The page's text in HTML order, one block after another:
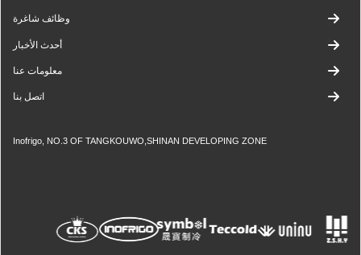
وظائف شاغرة
أحدث الأخبار
معلومات عنا
اتصل بنا
Inofrigo, NO.3 OF TANGKOUWO,SHINAN DEVELOPING ZONE